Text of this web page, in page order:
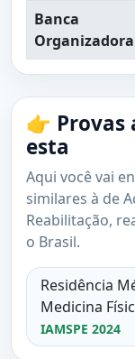
Banca
Organizadora
👉 Provas
esta
Aqui você vai
similares à de
Reabilitação,
o Brasil.
Residência
Medicina
IAMSPE 2024